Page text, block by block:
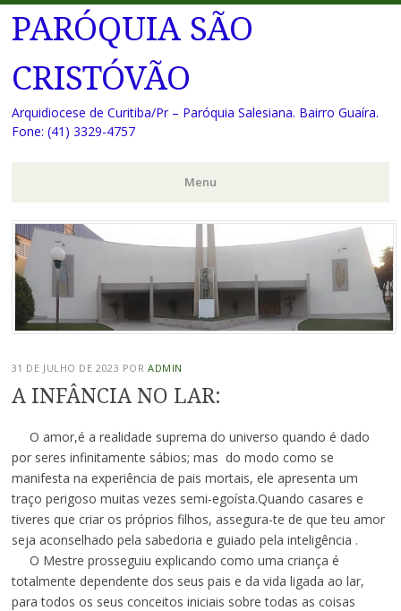
PARÓQUIA SÃO
CRISTÓVÃO
Arquidiocese de Curitiba/Pr – Paróquia Salesiana. Bairro Guaíra.
Fone: (41) 3329-4757
Menu
Pular
para
o
conteúdo
31 DE JULHO DE 2023 POR ADMIN
A INFÂNCIA NO LAR:
O amor,é a realidade suprema do universo quando é dado
por seres infinitamente sábios; mas do modo como se
manifesta na experiência de pais mortais, ele apresenta um
traço perigoso muitas vezes semi-egoísta.Quando casares e
tiveres que criar os próprios filhos, assegura-te de que teu amor
seja aconselhado pela sabedoria e guiado pela inteligência .
O Mestre prosseguiu explicando como uma criança é
totalmente dependente dos seus pais e da vida ligada ao lar,
para todos os seus conceitos iniciais sobre todas as coisas